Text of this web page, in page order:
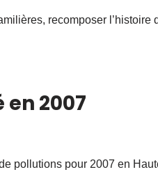
recomposer
en 2007
pollutions pour 2007 en